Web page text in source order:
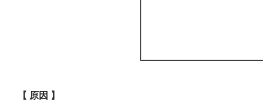
【 原因 】